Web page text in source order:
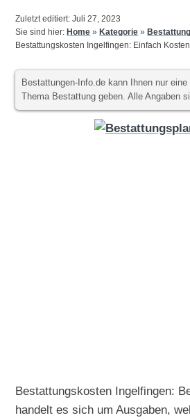
Zuletzt editiert: Juli 27, 2023
Sie sind hier:Home »Kategorie »
Bestattungskosten Ingelfingen: Einfach
Bestattungen-Info.de kann Ihnen nur
Thema Bestattung geben. Alle Angaben
Bestattungskosten Ingelfingen:
handelt es sich um Ausgaben,